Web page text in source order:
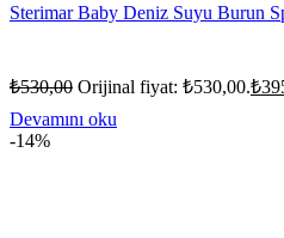
Sterimar Baby Deniz Suyu Burun
₺530,00 Orijinal fiyat: ₺530,00.₺
Devamını oku
-14%